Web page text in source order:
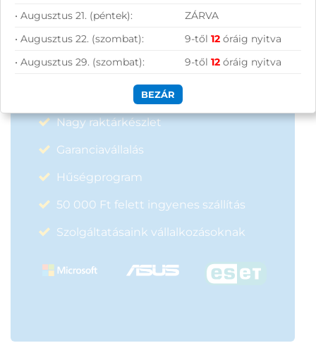
Nagy raktárkészlet
Garanciavállalás
Hűségprogram
50 000 Ft felett ingyenes szállítás
Szolgáltatásaink vállalkozásoknak
• Augusztus 21. (péntek):
ZÁRVA
• Augusztus 22. (szombat):
9-től12 óráig nyitva
• Augusztus 29. (szombat):
9-től12 óráig nyitva
BEZÁR